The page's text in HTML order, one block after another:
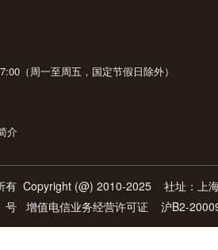
（周一至周五，国定节假日除外）
介
有 Copyright (@) 2010-2025 社址：上
号 增值电信业务经营许可证 沪B2-